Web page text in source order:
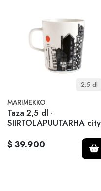
2.5 dl
MARIMEKKO
Taza 2,5 dl -
SIIRTOLAPUUTARHA city
$ 39.900